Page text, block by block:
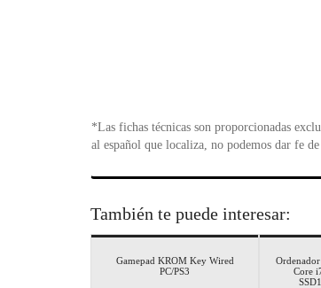
*Las fichas técnicas son proporcionadas
al español que localiza, no podemos dar fe
También te puede interesar:
Gamepad KROM Key Wired
PC/PS3
Core